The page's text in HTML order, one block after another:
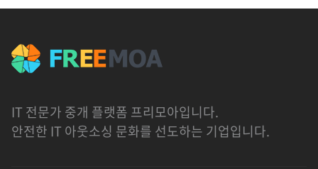
IT 전문가 중개 플랫폼 프리모아입니다.
안전한 IT 아웃소싱 문화를 선도하는 기업입니다.